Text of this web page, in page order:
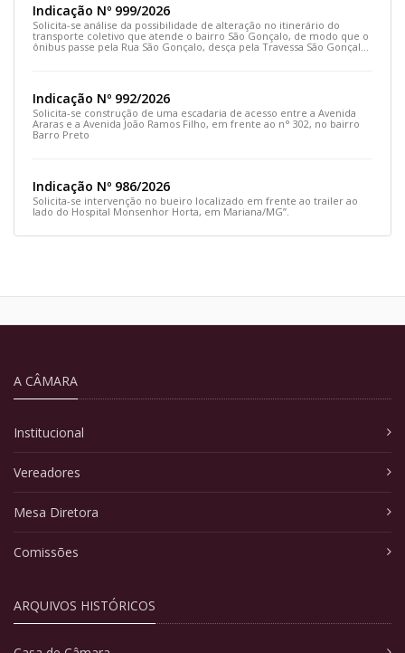
Indicação Nº 999/2026
Solicita-se análise da possibilidade de alteração no itinerário do
transporte coletivo que atende o bairro São Gonçalo, de modo que o
ônibus passe pela Rua São Gonçalo, desça pela Travessa São Gonçalo
Indicação Nº 992/2026
Solicita-se construção de uma escadaria de acesso entre a Avenida
Araras e a Avenida João Ramos Filho, em frente ao n° 302, no bairro
Barro Preto
Indicação Nº 986/2026
Solicita-se intervenção no bueiro localizado em frente ao trailer ao
lado do Hospital Monsenhor Horta, em Mariana/MG”.
A CÂMARA
Institucional
Vereadores
Mesa Diretora
Comissões
ARQUIVOS HISTÓRICOS